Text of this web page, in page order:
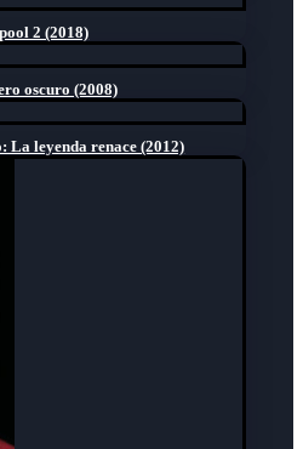
2 (2018)
oscuro (2008)
La leyenda renace (2012)